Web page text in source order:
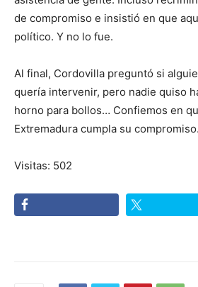
de compromiso e insistió en que
político. Y no lo fue.
Al final, Cordovilla preguntó si
quería intervenir, pero nadie quiso
horno para bollos… Confiemos en
Extremadura cumpla su compromiso.
Visitas: 502